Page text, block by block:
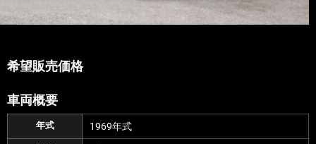
希望販売価格
車両概要
年式 1969年式